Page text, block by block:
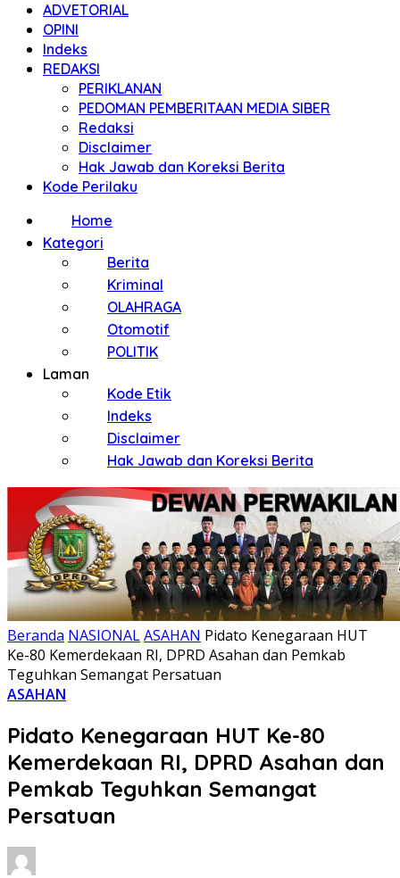
ADVETORIAL
OPINI
Indeks
REDAKSI
PERIKLANAN
PEDOMAN PEMBERITAAN MEDIA SIBER
Redaksi
Disclaimer
Hak Jawab dan Koreksi Berita
Kode Perilaku
Home
Kategori
Berita
Kriminal
OLAHRAGA
Otomotif
POLITIK
Laman
Kode Etik
Indeks
Disclaimer
Hak Jawab dan Koreksi Berita
Beranda NASIONALASAHAN Pidato Kenegaraan HUT
Ke-80 Kemerdekaan RI, DPRD Asahan dan Pemkab
Teguhkan Semangat Persatuan
ASAHAN
Pidato Kenegaraan HUT Ke-80
Kemerdekaan RI, DPRD Asahan dan
Pemkab Teguhkan Semangat
Persatuan